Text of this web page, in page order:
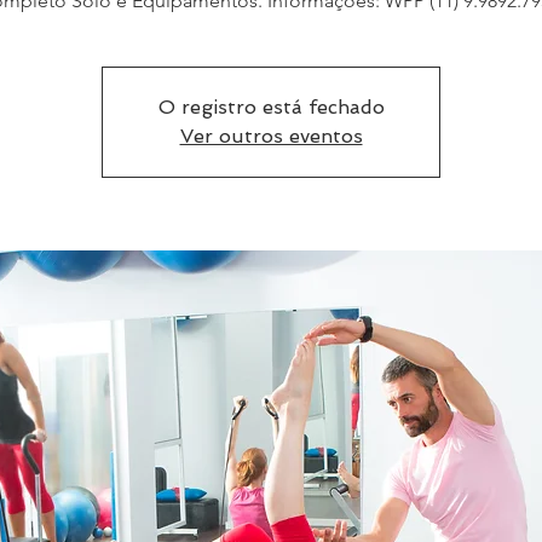
O registro está fechado
Ver outros eventos